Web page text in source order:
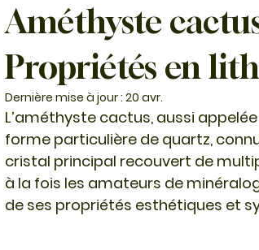
Améthyste
Propriétés en
Dernière mise à jour : 20 avr.
L’améthyste cactus, aussi appelée
forme particulière de quartz,
cristal principal recouvert de
à la fois les amateurs de
de ses propriétés esthétiques et